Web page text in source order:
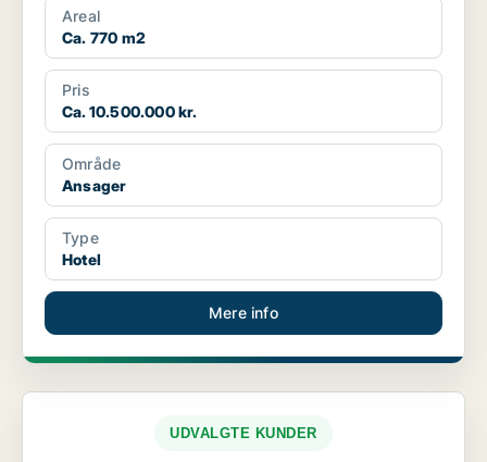
Areal
Ca. 770 m2
Pris
Ca. 10.500.000 kr.
Område
Ansager
Type
Hotel
Mere info
UDVALGTE KUNDER